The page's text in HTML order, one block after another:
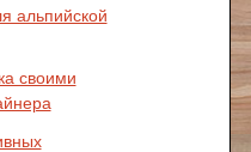
альпийской
своими